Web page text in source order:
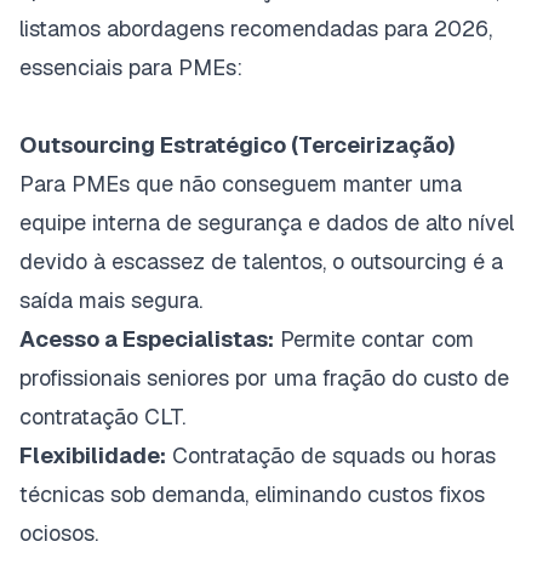
listamos abordagens recomendadas para 2026,
essenciais para PMEs:
Outsourcing Estratégico (Terceirização)
Para PMEs que não conseguem manter uma
equipe interna de segurança e dados de alto nível
devido à escassez de talentos, o outsourcing é a
saída mais segura.
Acesso a Especialistas: Permite contar com
profissionais seniores por uma fração do custo de
contratação CLT.
Flexibilidade: Contratação de squads ou horas
técnicas sob demanda, eliminando custos fixos
ociosos.